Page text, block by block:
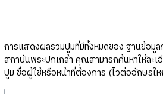
การแสดงผลรวมปูมที่มีทั้งหมดของ ฐานข้อมู
สถาบันพระปกเกล้า คุณสามารถค้นหาให้ละเ
ปูม ชื่อผู้ใช้หรือหน้าที่ต้องการ (ไวต่ออักษรใ